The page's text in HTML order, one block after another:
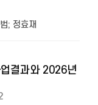
; 정효재
결과와 2026년